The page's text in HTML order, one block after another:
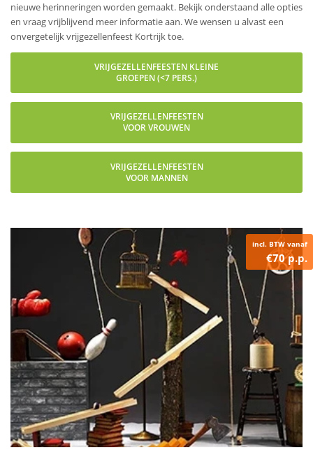
nieuwe herinneringen worden gemaakt. Bekijk onderstaand alle opties
en vraag vrijblijvend meer informatie aan. We wensen u alvast een
onvergetelijk vrijgezellenfeest Kortrijk toe.
VRIJGEZELLENFEESTEN KLEINE
GROEPEN (<7 PERS.)
VRIJGEZELLENFEESTEN
VOOR VROUWEN
VRIJGEZELLENFEESTEN
VOOR MANNEN
incl. BTW vanaf
€70 p.p.